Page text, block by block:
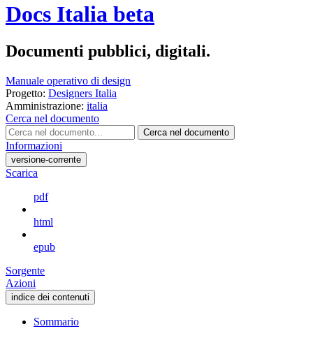
Docs Italia beta
Documenti pubblici, digitali.
Manuale operativo di design
Progetto: Designers Italia
Amministrazione: italia
Cerca nel documento
Cerca nel documento
Informazioni
versione-corrente
Scarica
pdf
html
epub
Sorgente
Azioni
indice dei contenuti
Sommario